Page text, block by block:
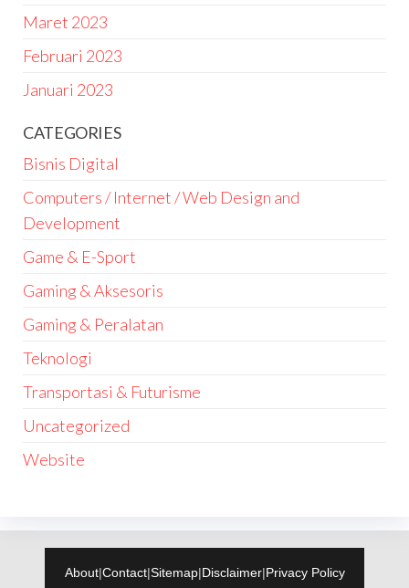
Maret 2023
Februari 2023
Januari 2023
CATEGORIES
Bisnis Digital
Computers / Internet / Web Design and
Development
Game & E-Sport
Gaming & Aksesoris
Gaming & Peralatan
Teknologi
Transportasi & Futurisme
Uncategorized
Website
About|Contact|Sitemap|Disclaimer|Privacy Policy